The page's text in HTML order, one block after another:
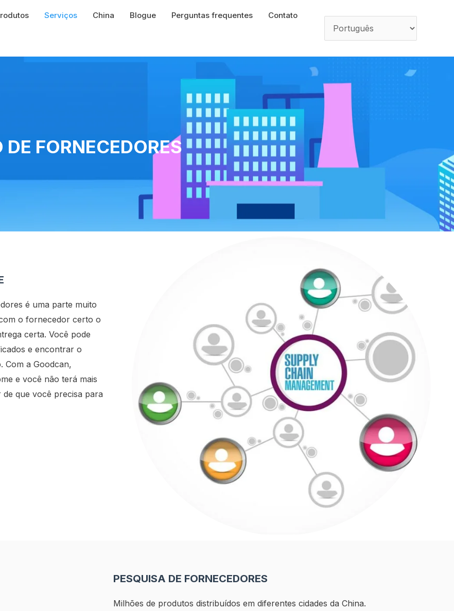
Serviços China Blogue Perguntas frequentes Contato
DE FORNECEDORES
é uma parte muito
o fornecedor certo o
certa. Você pode
e encontrar o
Com a Goodcan,
e você não terá mais
que você precisa para
PESQUISA DE FORNECEDORES
Milhões de produtos distribuídos em diferentes cidades da China.